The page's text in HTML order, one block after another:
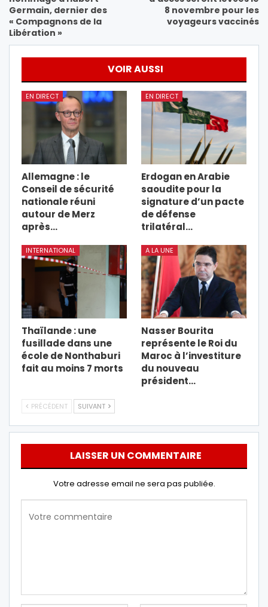
Germain, dernier des
« Compagnons de la
Libération »
8 novembre pour les
voyageurs vaccinés
VOIR AUSSI
EN DIRECT
Allemagne : le
Conseil de sécurité
nationale réuni
autour de Merz
après…
EN DIRECT
Erdogan en Arabie
saoudite pour la
signature d’un pacte
de défense
trilatéral…
INTERNATIONAL
Thaïlande : une
fusillade dans une
école de Nonthaburi
fait au moins 7 morts
A LA UNE
Nasser Bourita
représente le Roi du
Maroc à l’investiture
du nouveau
président…
PRÉCÉDENT SUIVANT
LAISSER UN COMMENTAIRE
Votre adresse email ne sera pas publiée.